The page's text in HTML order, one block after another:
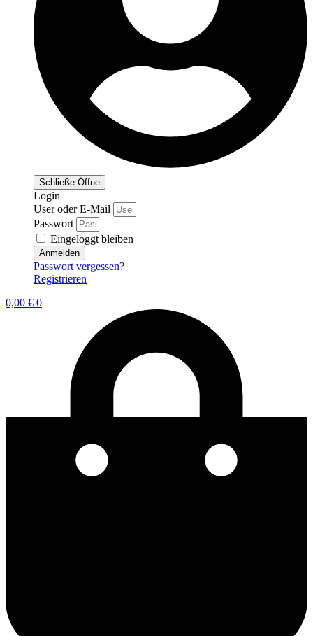
Schließe Öffne
Login
User oder E-Mail
Passwort
Eingeloggt bleiben
Anmelden
Passwort vergessen?
Registrieren
0,00 € 0